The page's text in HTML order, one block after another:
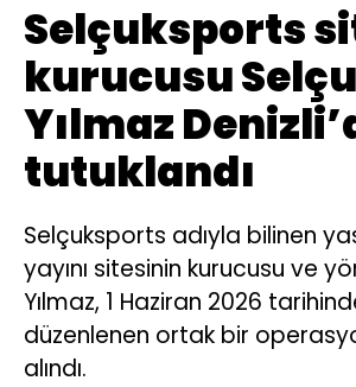
Selçuksports
kurucusu
Yılmaz
tutuklandı
Selçuksports adıyla bilinen
yayını sitesinin kurucusu ve
Yılmaz, 1 Haziran 2026
düzenlenen ortak bir
alındı.